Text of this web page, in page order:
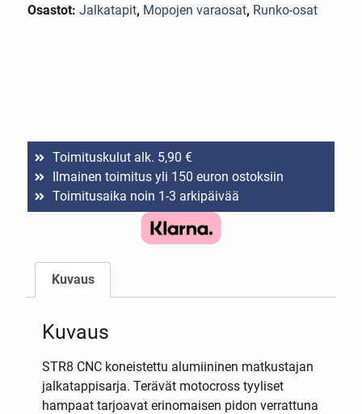
Osastot:Jalkatapit, Mopojen varaosat, Runko-osat
Toimituskulut alk. 5,90 €
Ilmainen toimitus yli 150 euron ostoksiin
Toimitusaika noin 1-3 arkipäivää
Kuvaus
Kuvaus
STR8 CNC koneistettu alumiininen matkustajan
jalkatappisarja. Terävät motocross tyyliset
hampaat tarjoavat erinomaisen pidon verrattuna